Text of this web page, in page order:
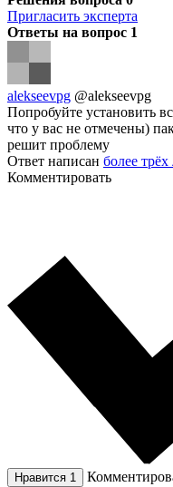
Пригласить эксперта
Ответы на вопрос 1
alekseevpg @alekseevpg
Попробуйте установить
что у вас не отмечены)
решит проблему
Ответ написан более трёх
Комментировать
Нравится 1